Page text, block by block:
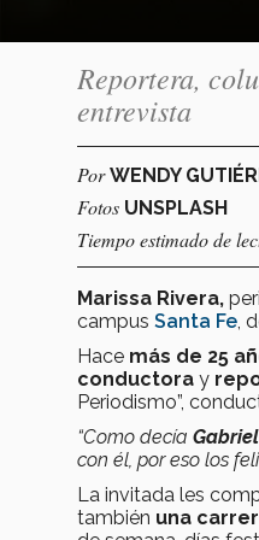
Reportera,
entrevista
PorWENDY
Fotos UNSPLASH
Tiempo estimado de
Marissa Rivera,
campus Santa Fe ,
Hace más de 25
conductora y
Periodismo”,
“Como decía
con él, por eso los
La invitada les
también una